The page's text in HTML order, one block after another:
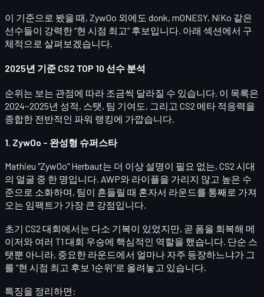
이 기준으로 봤을 때, ZywOo 외에도 donk, m0NESY, NiKo 같은
선수들이 강력한 “현 시점 최고” 후보입니다. 아래 섹션에서 구
체적으로 살펴보겠습니다.
2025년 기준 CS2 TOP 10 선수 분석
순위는 보는 관점에 따라 조금씩 달라질 수 있습니다. 이 목록은
2024~2025년 성적, 스탯, 팀 기여도, 그리고 CS2 메타 적응력을
종합한 전반적인 파워 랭킹에 가깝습니다.
1. ZywOo – 완성형 슈퍼스타
Mathieu "ZywOo" Herbaut는 더 이상 설명이 필요 없는, CS2 시대
의 얼굴 중 한 명입니다. AWP와 라이플을 가리지 않고 높은 수
준으로 소화하며, 팀이 흔들릴 때 혼자서 라운드를 통째로 가져
오는 임팩트가 가장 큰 강점입니다.
초기 CS2 대회에서는 다소 기복이 있었지만, 곧 폼을 회복해 메
이저와 여러 T1 대회 우승에 핵심적인 역할을 했습니다. 단순 스
탯뿐 아니라, 중요한 라운드에서 얼마나 자주 등장하느냐가 그
를 “현 시점 최고 후보 1순위”로 올려놓고 있습니다.
특징을 정리하면: